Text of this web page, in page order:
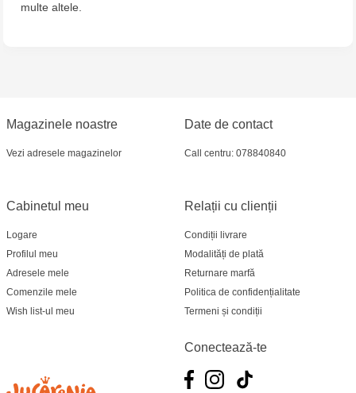
Jucărenia Cahul - str. Ștefan cel Mare, 29А
Multistore Soroca - bd. Ștefan cel Mare, 110
Jucărenia Bălți- EviMall, et2
MultiStore Căușeni- str. Iurii Gagarin 24
multe altele.
Magazinele noastre
Vezi adresele magazinelor
Relații cu clienții
Condiții livrare
Modalități de plată
Returnare marfă
Politica de confidențialitate
Termeni și condiții
Cabinetul meu
Logare
Profilul meu
Adresele mele
Comenzile mele
Wish list-ul meu
Date de contact
Call centru: 078840840
Conectează-te